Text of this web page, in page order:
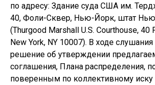
по адресу: Здание суда США им.
40, Фоли-Сквер, Нью-Йорк, штат
(Thurgood Marshall U.S. Courthouse, 40
New York, NY 10007). В ходе
решение об утверждении
соглашения, Плана распределения,
поверенным по коллективному иску